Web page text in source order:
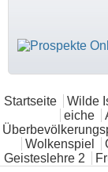
Hauptmenü
Startseite Wilde
eiche
Wolkenspiel
Geisteslehre 2